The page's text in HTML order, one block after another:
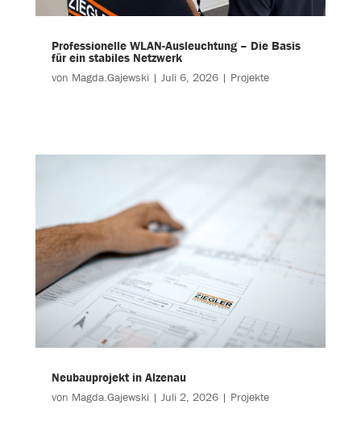
Professionelle WLAN-Ausleuchtung – Die Basis
für ein stabiles Netzwerk
von Magda.Gajewski| Juli 6, 2026| Projekte
Neubauprojekt in Alzenau
von Magda.Gajewski| Juli 2, 2026| Projekte